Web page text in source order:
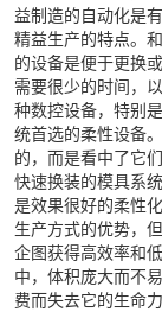
益制造的自动化是
精益生产的特点。
的设备是便于更换
需要很少的时间，
种数控设备，特别
统首选的柔性设备
的，而是看中了它
快速换装的模具系
是效果很好的柔性
生产方式的优势，
企图获得高效率和
中，体积庞大而不
费而失去它的生命力